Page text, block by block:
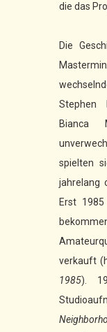
die das
Die
Stephen
Bianca
spielten
jahrelang
Erst
verkauft
1985).